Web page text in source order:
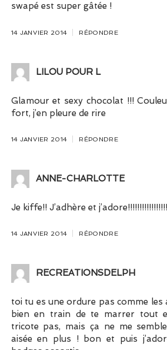
swapé est super gâtée !
14 JANVIER 2014 RÉPONDRE
LILOU POUR L
Glamour et sexy chocolat !!!
fort, j’en pleure de rire
14 JANVIER 2014 RÉPONDRE
ANNE-CHARLOTTE
Je kiffe!! J’adhère et
14 JANVIER 2014 RÉPONDRE
RECREATIONSDELPH
toi tu es une ordure pas comme les
bien en train de te marrer tout
tricote pas, mais ça ne me
aisée en plus ! bon et puis